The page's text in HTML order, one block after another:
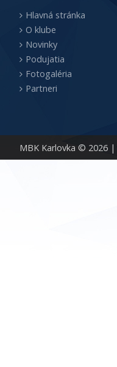
MBK Karlovka © 2026 |
Hlavná stránka
O klube
Novinky
Podujatia
Fotogaléria
Partneri